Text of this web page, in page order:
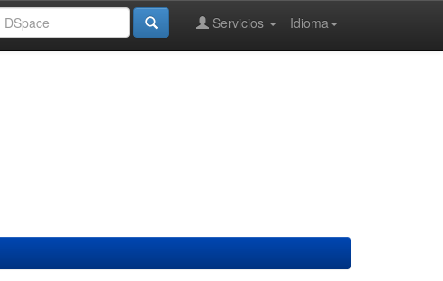
Idioma
Servicios